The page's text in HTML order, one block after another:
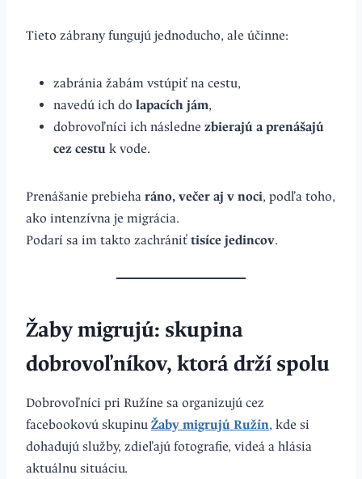
Tieto zábrany fungujú jednoducho, ale účinne:
zabránia žabám vstúpiť na cestu,
navedú ich do lapacích jám,
dobrovoľníci ich následne zbierajú a prenášajú
cez cestu k vode.
Prenášanie prebieha ráno, večer aj v noci, podľa toho,
ako intenzívna je migrácia.
Podarí sa im takto zachrániť tisíce jedincov.
Žaby migrujú: skupina
dobrovoľníkov, ktorá drží spolu
Dobrovoľníci pri Ružíne sa organizujú cez
facebookovú skupinu Žaby migrujú Ružín, kde si
dohadujú služby, zdieľajú fotografie, videá a hlásia
aktuálnu situáciu.